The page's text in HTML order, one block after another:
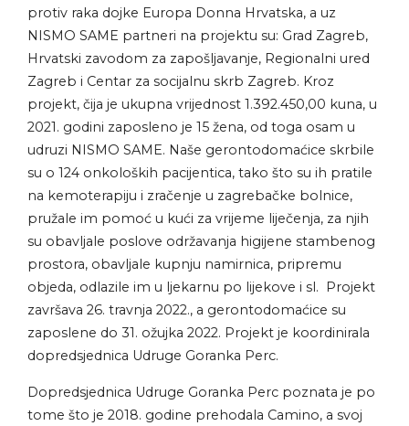
protiv raka dojke Europa Donna Hrvatska, a uz
NISMO SAME partneri na projektu su: Grad Zagreb,
Hrvatski zavodom za zapošljavanje, Regionalni ured
Zagreb i Centar za socijalnu skrb Zagreb. Kroz
projekt, čija je ukupna vrijednost 1.392.450,00 kuna, u
2021. godini zaposleno je 15 žena, od toga osam u
udruzi NISMO SAME. Naše gerontodomaćice skrbile
su o 124 onkoloških pacijentica, tako što su ih pratile
na kemoterapiju i zračenje u zagrebačke bolnice,
pružale im pomoć u kući za vrijeme liječenja, za njih
su obavljale poslove održavanja higijene stambenog
prostora, obavljale kupnju namirnica, pripremu
objeda, odlazile im u ljekarnu po lijekove i sl. Projekt
završava 26. travnja 2022., a gerontodomaćice su
zaposlene do 31. ožujka 2022. Projekt je koordinirala
dopredsjednica Udruge Goranka Perc.
Dopredsjednica Udruge Goranka Perc poznata je po
tome što je 2018. godine prehodala Camino, a svoj